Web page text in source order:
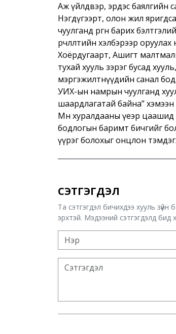
Аж үйлдвэр, эрдэс баялгийн
Нэгдүгээрт, олон жил
чуулганд өргөн барих
өөрчлөлтийн хэлбэрээр
Хоёрдугаарт, Ашигт
тухай хууль зэрэг бусад
мэргэжилтнүүдийн санал
УИХ-ын намрын чуулганд
шаардлагатай байна”
Мөн хуралдааны үеэр
бодлогын баримт бичгийг
үүрэг болохыг онцлон
СЭТГЭГДЭЛ
Та сэтгэгдэл бичихдээ хууль
эрхтэй. Мэдээний сэтгэгдэлд бид